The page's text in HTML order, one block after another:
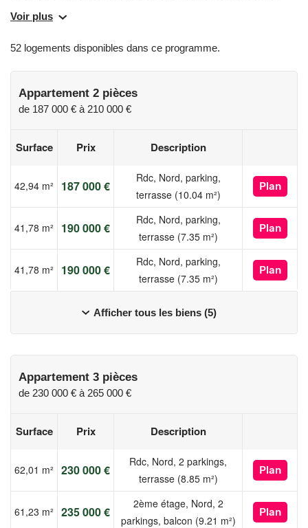
pistes cyclables reliant votre domicile au centre-ville en 5
Vincent-de-Tyrosse profite d'un emplacement idéal dans
nombreux équipements scolaires et culturels, ainsi que d'une
variété de commerces et de services. D'ici, rejoignez facilement
Bayonne ou Dax grâce à la proximité de l'A63.
www.bouygues-immobilier.com Contactez-nous dès à présent
• Maisons neuves 4 et 5 pièces avec jardin, garage et cellier
• Appartements du 2 au 4 pièces avec balcon ou terrasse
généreux
• Bénéficiez du Prêt à Taux Zéro, une aide de l'État vous
permettant d'augmenter votre budget
• Parc arboré central et espaces partagés (jardins,
boulodromes, jeux pour les enfants...)
• Face au lycée, à seulement 5 minutes en vélo du centre-ville
par la piste cyclable
sont disponibles sur le site Géorisques :
www.georisques.gouv.fr
Voir plus
52 logements disponibles dans ce programme.
Appartement 2 pièces
de 187 000 € à 210 000 €
Surface Prix Description
42,94 m² 187 000 €
Rdc, Nord, parking,
terrasse (10.04 m²)
Plan
41,78 m² 190 000 €
Rdc, Nord, parking,
terrasse (7.35 m²)
Plan
41,78 m² 190 000 €
Rdc, Nord, parking,
terrasse (7.35 m²)
Plan
Afficher tous les biens (5)
Appartement 3 pièces
de 230 000 € à 265 000 €
Surface Prix Description
62,01 m² 230 000 €
Rdc, Nord, 2 parkings,
terrasse (8.85 m²)
Plan
61,23 m² 235 000 €
2ème étage, Nord, 2
parkings, balcon (9.21 m²)
Plan